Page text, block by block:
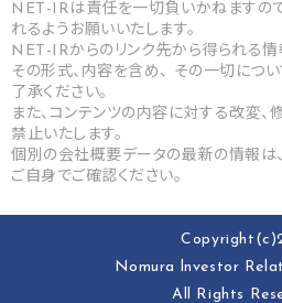
NET-IRは責任を一切負いかねますの
れるようお願いいたします。
NET-IRからのリンク先から得られる
その形式、内容を含め、 その一切につ
了承ください。
また、コンテンツの内容に対する改変
禁止いたします。
個別の会社概要データの最新の情報は
ご自身でご確認ください。
Nomura lnvestor
All Rights